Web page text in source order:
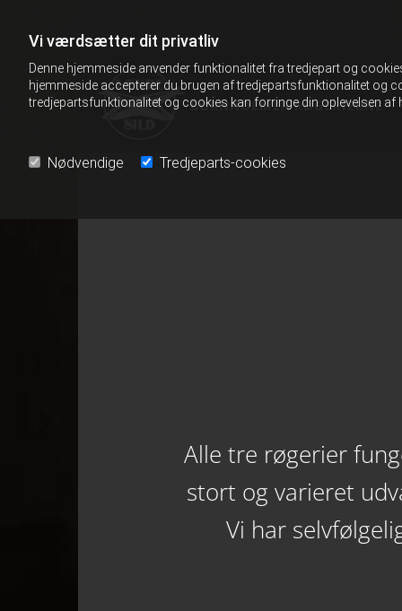
Vi værdsætter dit privatliv
Denne hjemmeside anvender funktionalitet fra tredjepart og
hjemmeside accepterer du brugen af tredjepartsfunktionalitet og
tredjepartsfunktionalitet og cookies kan forringe din oplevelsen af
Nødvendige Tredjeparts-cookies
BORNHOLMER RØGERIERNE
Alle tre røgerier
stort og varieret
Vi har